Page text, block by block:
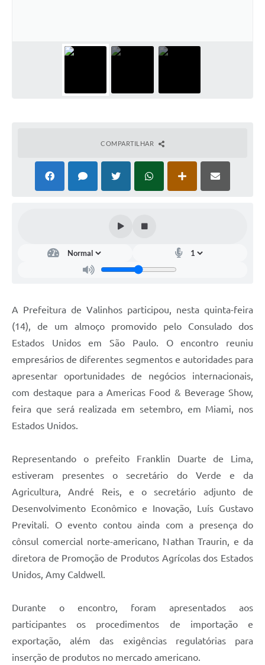
Editais
Telefones Úteis
Enquete
Jornal
SIC
Contato
COMPARTILHAR
A Prefeitura de Valinhos participou, nesta quinta-feira
(14), de um almoço promovido pelo Consulado dos
Estados Unidos em São Paulo. O encontro reuniu
empresários de diferentes segmentos e autoridades para
apresentar oportunidades de negócios internacionais,
com destaque para a Americas Food & Beverage Show,
feira que será realizada em setembro, em Miami, nos
Estados Unidos.
Representando o prefeito Franklin Duarte de Lima,
estiveram presentes o secretário do Verde e da
Agricultura, André Reis, e o secretário adjunto de
Desenvolvimento Econômico e Inovação, Luís Gustavo
Previtali. O evento contou ainda com a presença do
cônsul comercial norte-americano, Nathan Traurin, e da
diretora de Promoção de Produtos Agrícolas dos Estados
Unidos, Amy Caldwell.
Durante o encontro, foram apresentados aos
participantes os procedimentos de importação e
exportação, além das exigências regulatórias para
inserção de produtos no mercado americano.